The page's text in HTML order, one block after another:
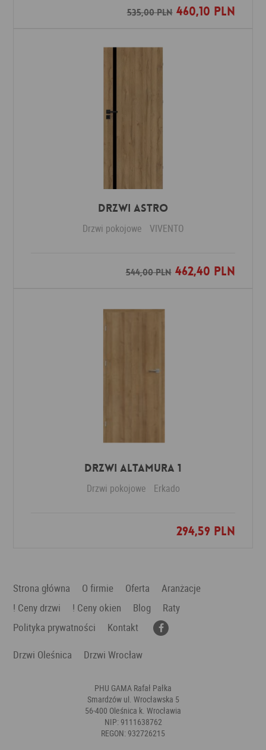
535,00 PLN460,10 PLN
Dodaj do ulubionych
Drzwi ASTRO
Drzwi pokojowe VIVENTO
544,00 PLN462,40 PLN
Dodaj do ulubionych
Drzwi Altamura 1
Drzwi pokojowe Erkado
294,59 PLN
Dodaj do ulubionych
Strona główna O firmie Oferta
Aranżacje
! Ceny drzwi
! Ceny okien Blog
Raty
Polityka prywatności
Kontakt
Drzwi Oleśnica
Drzwi Wrocław
PHU GAMA Rafał Pałka
Smardzów ul. Wrocławska 5
56-400 Oleśnica k. Wrocławia
NIP: 9111638762
REGON: 932726215